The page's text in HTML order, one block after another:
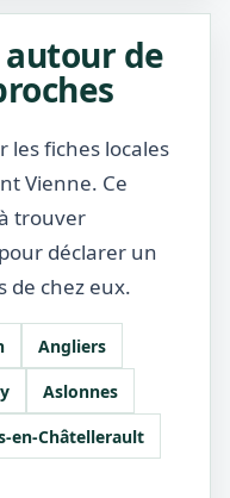
de
les fiches locales
Vienne. Ce
trouver
déclarer un
de chez eux.
Angliers
Aslonnes
en-Châtellerault